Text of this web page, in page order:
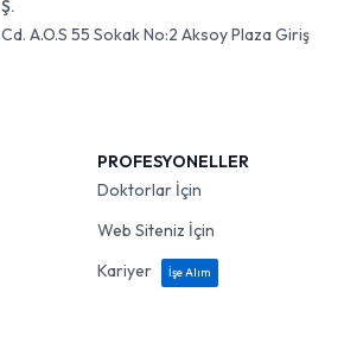
A.O.S 55 Sokak No:2 Aksoy Plaza Giriş
PROFESYONELLER
Doktorlar İçin
Web Siteniz İçin
Kariyer
İşe Alım